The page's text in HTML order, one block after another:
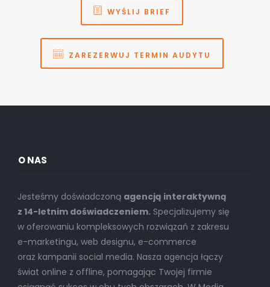
WYŚLIJ BRIEF
ZAREZERWUJ TERMIN AUDYTU
O NAS
Jesteśmy doświadczoną agencją interaktywną
z 14-letnim doświadczeniem.Specjalizujemy się
w oferowaniu kompleksowych rozwiązań z zakresu
e-marketingu, web designu, e-commerce
oraz kampanii social media. Nasza agencja łączy
świat online z offline, pomagając Twojej firmie